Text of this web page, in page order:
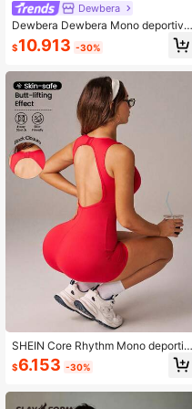
Dewbera
Dewbera Dewbera Mono deportivo
sin costuras para mujer
$10.913 -30%
SHEIN Core Rhythm Mono deportiv
o para mujer Core Rhythm, diseño d
e espalda hermoso con pantalones
verano, cuenta con botones en la e
$6.153 -30%